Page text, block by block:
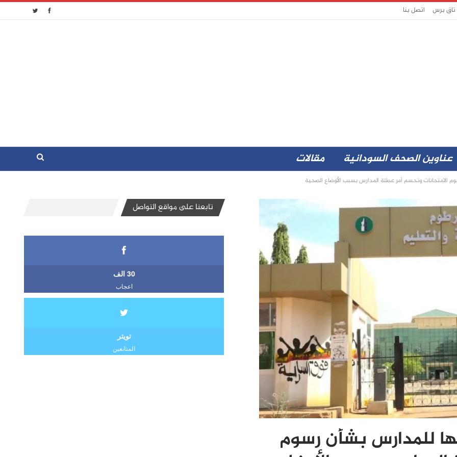
تاق برس اتصل بنا
عناوين الصحف السودانية مقالات
الامتحانات وتحسم أمر عطلة المدارس بسبب الأوضاع الصحية
للمدارس بشأن رسوم
تابعنا على مواقع التواصل
30 الف
اعجاب
تويتر
المتابعين